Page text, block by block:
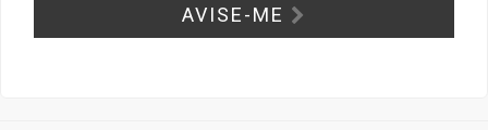
AVISE-ME